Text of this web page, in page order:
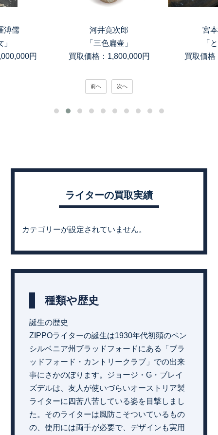
郎
」
円
宮本理三郎
「とかげ」
買取価格：150,000円
高
「銀滴岩
買取価格
前へ 次へ
ライターの買取実績
カテゴリーが設定されていません。
種類や歴史
誕生の歴史
ZIPPOライターの誕生は1930年代初頭のペン
シルベニア州ブラッドフォードにある「ブラ
ッドフォード・カントリークラブ」での出来
事にさかのぼります。ジョージ・G・ブレイ
ズデルは、友人が使いづらいオーストリア製
ライターに四苦八苦している姿を目撃しまし
た。そのライターは風防こそついているもの
の、使用には両手が必要で、デザインも実用